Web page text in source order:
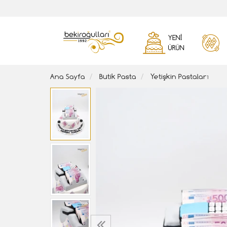
YENI
ÜRÜN
Ana Sayfa Butik Pasta Yetişkin Pastaları